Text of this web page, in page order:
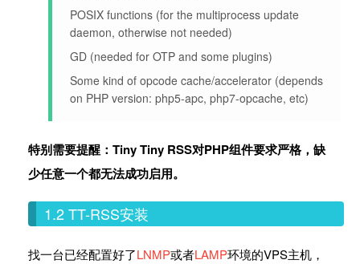
POSIX functions (for the multiprocess update
daemon, otherwise not needed)
GD (needed for OTP and some plugins)
Some kind of opcode cache/accelerator (depends
on PHP version: php5-apc, php7-opcache, etc)
特别需要提醒：Tiny Tiny RSS对PHP组件要求严格，缺
少任意一个都无法成功启用。
1.2 TT-RSS安装
找一台已经配置好了LNMP或者LAMP环境的VPS主机，